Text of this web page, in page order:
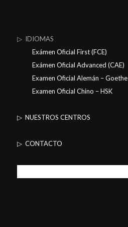
▷ IDIOMAS
Exámen Oficial First (FCE)
Exámen Oficial Advanced (CAE)
Examen Oficial Alemán – Goethe
Examen Oficial Chino – HSK
▷ NUESTROS CENTROS
▷ CONTACTO